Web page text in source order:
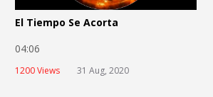
El Tiempo Se Acorta
04:06
1200 Views 31 Aug, 2020